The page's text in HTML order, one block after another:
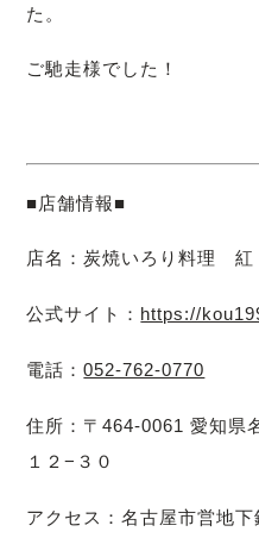
た。
ご馳走様でした！
■店舗情報■
店名：炭焼いろり料理 紅
公式サイト： https://
電話：052-762-0770
住所：〒464-0061 愛知県
１２−３０
アクセス：名古屋市営地